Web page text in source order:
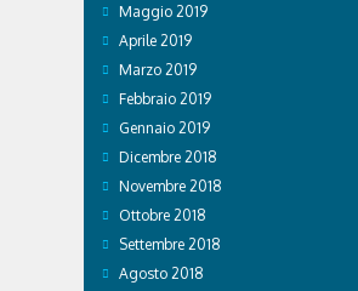
Maggio 2019
Aprile 2019
Marzo 2019
Febbraio 2019
Gennaio 2019
Dicembre 2018
Novembre 2018
Ottobre 2018
Settembre 2018
Agosto 2018